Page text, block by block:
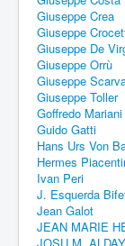
Giuseppe Crea
Giuseppe
Giuseppe De
Giuseppe Orrù
Giuseppe
Giuseppe Toller
Goffredo Mariani
Guido Gatti
Hans Urs Von
Hermes
Ivan Peri
J. Esquerda
Jean Galot
JEAN MARIE